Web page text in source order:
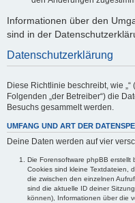
Informationen über den
sind in der
Datenschutzerklärung
Diese Richtlinie beschreibt, wie
Folgenden „der Betreiber“) die
Besuchs gesammelt werden.
UMFANG UND ART DER
Deine Daten werden auf vier
Die Forensoftware phpBB erstellt
Cookies sind kleine Textdateien,
die zwischen den einzelnen
sind die aktuelle ID deiner
können), Informationen über die